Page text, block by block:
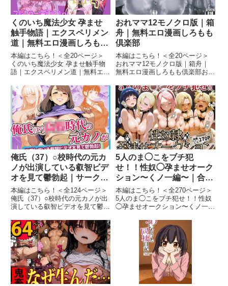
くのいち魔法少女 孕ませ
触手物語｜エクスペリメン
道｜無料エロ漫画しろもも
倶楽部
本編はこちら！＜全20ページ＞
くのいち魔法少女 孕ませ触手物
語｜エクスペリメン道｜無料エロ
少女 孕ませ触手物語 画像1くの
いち魔法少女 孕ませ触手物語 画
像2くのいち魔法少女 孕ませ触手
物語 画像3くのいち魔法...
おれママ12モノクロ版｜箱
舟｜無料エロ漫画しろもも
倶楽部
本編はこちら！＜全20ページ＞
おれママ12モノクロ版｜箱舟｜
無料エロ漫画しろもも倶楽部おれ
12モノクロ版 画像2おれママ12モ
ノクロ版 画像3おれママ12モノク
ロ版 画像4続きを読む＜全20ペー
ジ＞ ママの...
俺氏（37）○校時代の元カ
ノが出演している叡智ビデ
オを見て鬱勃起｜サークル
闇鍋花火｜無料エロ漫画し
ろもも倶楽部
本編はこちら！＜全124ページ＞
俺氏（37）○校時代の元カノが出
演している叡智ビデオを見て鬱勃
漫画しろもも倶楽部俺氏（37）○
校時代の元カノが出演している叡
智ビデオを見て鬱勃起 画像1俺氏
（37）○校時代の元カ...
5人のま◯こをブチ犯
せ！！性奴◯孕ませオーク
ション〜くノ一編〜｜合意
不成立ログ｜無料エロ漫画
しろもも倶楽部
本編はこちら！＜全270ページ＞
5人のま◯こをブチ犯せ！！性奴
◯孕ませオークション〜くノ一
漫画しろもも倶楽部5人のま◯こ
をブチ犯せ！！性奴◯孕ませオー
クション〜くノ一編〜 画像15人
のま◯こをブチ犯せ！！性奴◯...